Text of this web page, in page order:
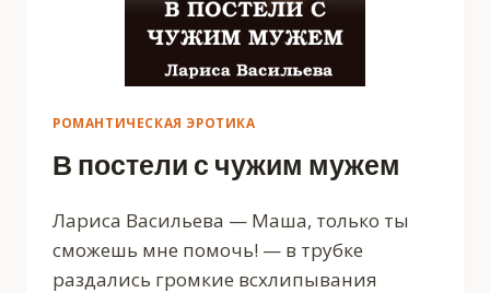
РОМАНТИЧЕСКАЯ ЭРОТИКА
В постели с чужим мужем
Лариса Васильева — Маша, только ты
сможешь мне помочь! — в трубке
раздались громкие всхлипывания